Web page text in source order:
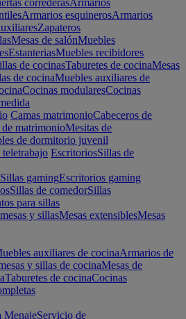
correderasArmarios
Armarios esquinerosArmarios
Zapateros
Mesas de salónMuebles
EstanteriasMuebles recibidores
de cocinasTaburetes de cocinaMesas
de cocinaMuebles auxiliares de
Cocinas modularesCocinas
Camas matrimonioCabeceros de
matrimonioMesitas de
de dormitorio juvenil
EscritoriosSillas de
Sillas gamingEscritorios gaming
Sillas de comedorSillas
para sillas
y sillasMesas extensiblesMesas
auxiliares de cocinaArmarios de
y sillas de cocinaMesas de
Taburetes de cocinaCocinas
MenajeServicio de